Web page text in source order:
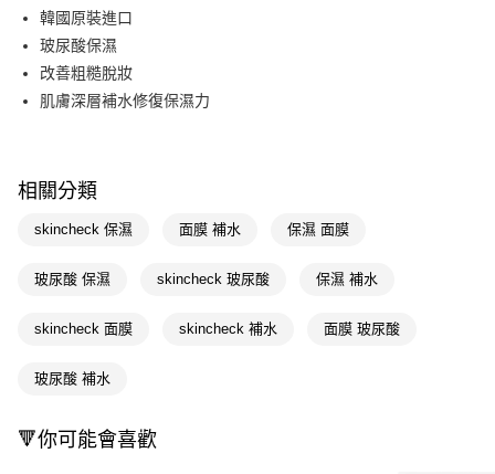
LINE Pay
Apple Pay
街口支付
【關於「AFTEE先享後付」】
AFTEE先享後付是「在收到商品之後才付款」的支付方式。 讓您購物簡單
１．簡單：不需註冊會員、不需綁卡、不需儲值。
３．安心：先確認商品／服務後，再付款。
１．於結帳方式選擇「AFTEE先享後付」後，將跳轉至「AFTEE先享後付」
結帳頁面，進行簡訊認證並確認金額後，即可完成結帳。
即享券
運送方式
全家取貨付款
付款後全家取貨
韓國原裝進口
玻尿酸保濕
改善粗糙脫妝
肌膚深層補水修復保濕力
相關分類
skincheck 保濕 面膜 補水 保濕 面膜
玻尿酸 保濕 skincheck 玻尿酸 保濕 補水
skincheck 面膜 skincheck 補水 面膜 玻尿酸
玻尿酸 補水
🔻你可能會喜歡